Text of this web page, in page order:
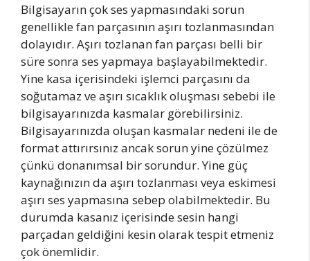
Bilgisayarın çok ses yapmasındaki sorun
genellikle fan parçasının aşırı tozlanmasından
dolayıdır. Aşırı tozlanan fan parçası belli bir
süre sonra ses yapmaya başlayabilmektedir.
Yine kasa içerisindeki işlemci parçasını da
soğutamaz ve aşırı sıcaklık oluşması sebebi ile
bilgisayarınızda kasmalar görebilirsiniz.
Bilgisayarınızda oluşan kasmalar nedeni ile de
format attırırsınız ancak sorun yine çözülmez
çünkü donanımsal bir sorundur. Yine güç
kaynağınızın da aşırı tozlanması veya eskimesi
aşırı ses yapmasına sebep olabilmektedir. Bu
durumda kasanız içerisinde sesin hangi
parçadan geldiğini kesin olarak tespit etmeniz
çok önemlidir.